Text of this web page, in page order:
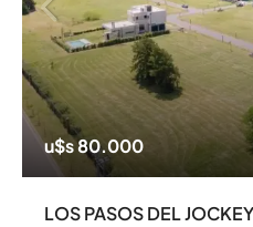
u$s 80.000
LOS PASOS DEL